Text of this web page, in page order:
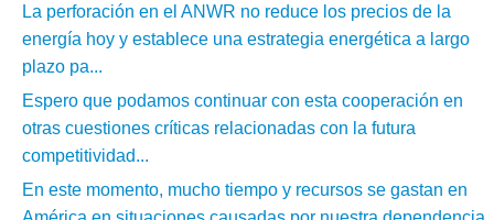
La perforación en el ANWR no reduce los precios de la
energía hoy y establece una estrategia energética a largo
plazo pa...
Espero que podamos continuar con esta cooperación en
otras cuestiones críticas relacionadas con la futura
competitividad...
En este momento, mucho tiempo y recursos se gastan en